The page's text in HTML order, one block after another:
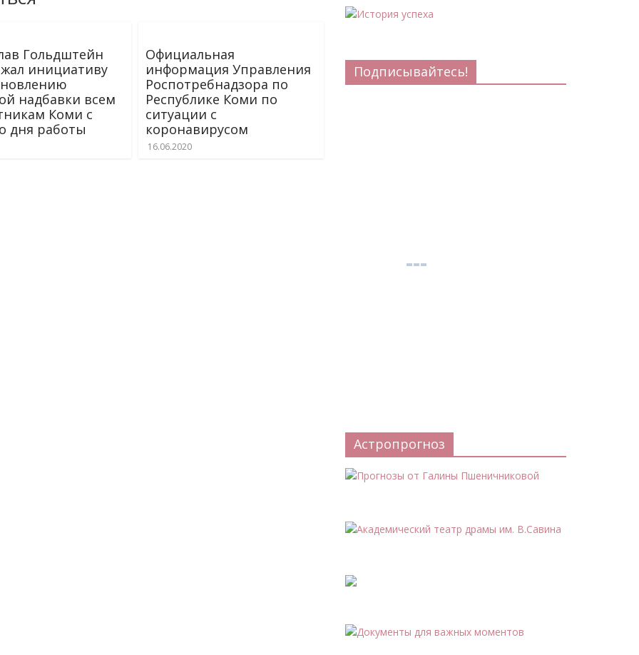
Гольдштейн
инициативу
надбавки всем
Коми с
дня работы
Официальная
информация Управления
Роспотребнадзора по
Республике Коми по
ситуации с
коронавирусом
16.06.2020
Подписывайтесь!
Астропрогноз